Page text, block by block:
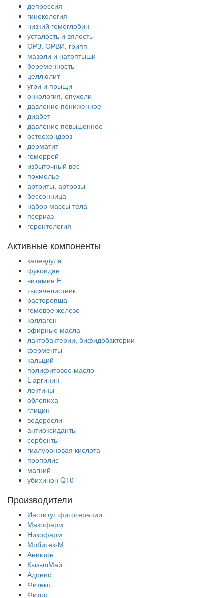
депрессия
гинекология
низкий гемоглобин
усталость и вялость
ОРЗ, ОРВИ, грипп
мазоли и натоптыши
беременность
целлюлит
угри и прыщи
онкология, опухоли
давление пониженное
диабет
давление повышенное
остеохондроз
дерматит
геморрой
избыточный вес
похмелье
артриты, артрозы
бессонница
набор массы тела
псориаз
геронтология
Активные компоненты
календула
фукоидан
витамин E
тысячелистник
расторопша
гемовое железо
коллаген
эфирные масла
лактобактерии, бифидобактерии
ферменты
кальций
полифитовое масло
L-аргинин
лектины
облепиха
глицин
водоросли
антиоксиданты
сорбенты
гиалуроновая кислота
прополис
магний
убихинон Q10
Производители
Институт фитотерапии
Макофарм
Никофарм
Мобитек-М
Аниктон
КызылМай
Адонис
Фитеко
Фитос